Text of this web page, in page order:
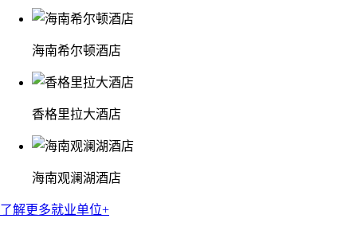
海南希尔顿酒店
香格里拉大酒店
海南观澜湖酒店
了解更多就业单位+